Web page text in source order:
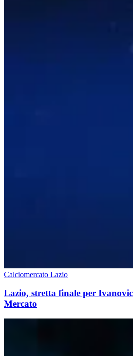
Calciomercato Lazio
Lazio, stretta finale per
Mercato